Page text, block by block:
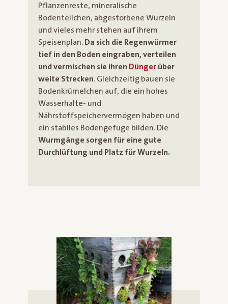
Pflanzenreste, mineralische
Bodenteilchen, abgestorbene Wurzeln
und vieles mehr stehen auf ihrem
Speisenplan. Da sich die Regenwürmer
tief in den Boden eingraben, verteilen
und vermischen sie ihren Düngerüber
weite Strecken. Gleichzeitig bauen sie
Bodenkrümelchen auf, die ein hohes
Wasserhalte- und
Nährstoffspeichervermögen haben und
ein stabiles Bodengefüge bilden. Die
Wurmgänge sorgen für eine gute
Durchlüftung und Platz für Wurzeln.